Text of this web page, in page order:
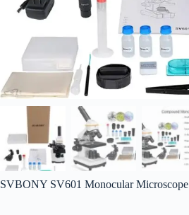
SVBONY SV601 Monocular Microscope